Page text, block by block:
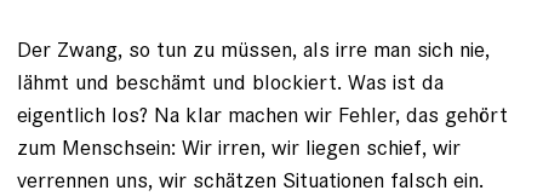
Der Zwang, so tun zu müssen, als irre man sich nie,
lähmt und beschämt und blockiert. Was ist da
eigentlich los? Na klar machen wir Fehler, das gehört
zum Menschsein: Wir irren, wir liegen schief, wir
verrennen uns, wir schätzen Situationen falsch ein.